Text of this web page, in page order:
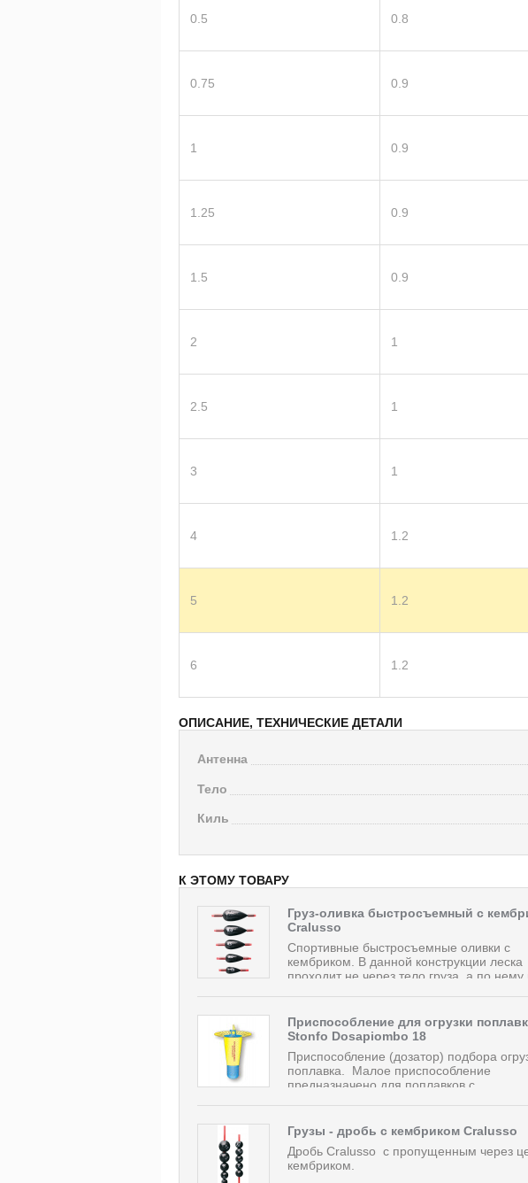
0.5 0.8
0.75 0.9
1 0.9
1.25 0.9
1.5 0.9
2 1
2.5 1
3 1
4 1.2
5 1.2
6 1.2
ОПИСАНИЕ, ТЕХНИЧЕСКИЕ ДЕТАЛИ
Антенна
Тело
Киль
К ЭТОМУ ТОВАРУ
Груз-оливка быстросъемный с
Cralusso
Спортивные быстросъемные оливки с
кембриком. В данной конструкции леска
проходит не через тело груза, а по нему
Приспособление для огрузки
Stonfo Dosapiombo 18
Приспособление (дозатор) подбора
поплавка. Малое приспособление
предназначено для поплавков с...
Грузы - дробь с кембриком Cralusso
Дробь Cralusso с пропущенным через
кембриком.